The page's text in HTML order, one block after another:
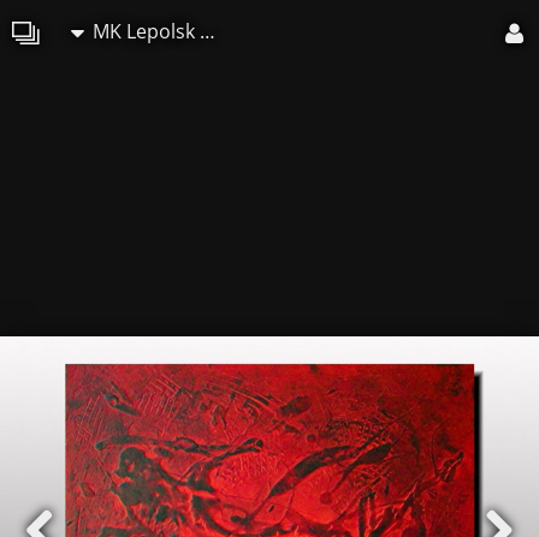
MK Lepolsk Matuszewski